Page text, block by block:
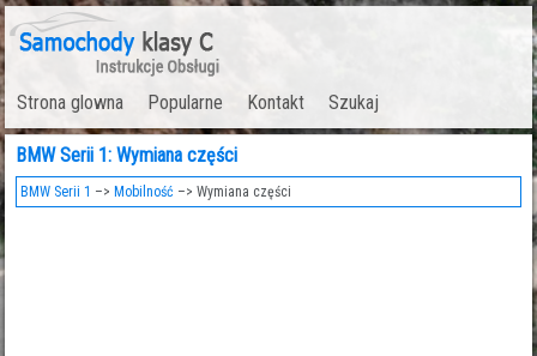
Strona glowna Popularne Kontakt Szukaj
BMW Serii 1: Wymiana części
BMW Serii 1 –> Mobilność –> Wymiana części